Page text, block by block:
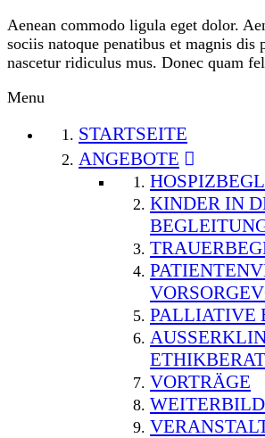
Aenean commodo ligula eget dolor.
sociis natoque penatibus et magnis dis
nascetur ridiculus mus. Donec quam
Menu
STARTSEITE
ANGEBOTE
KINDER IN
PALLIATIVE
VORTRÄGE